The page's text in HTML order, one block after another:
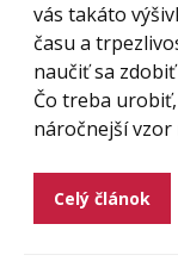
vás takáto
času a
naučiť sa
Čo treba
náročnejší vzor
Celý článok